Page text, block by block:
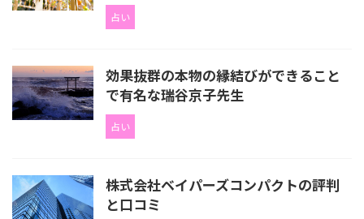
占い
効果抜群の本物の縁結びができること
で有名な瑞谷京子先生
占い
株式会社ベイパーズコンパクトの評判
と口コミ